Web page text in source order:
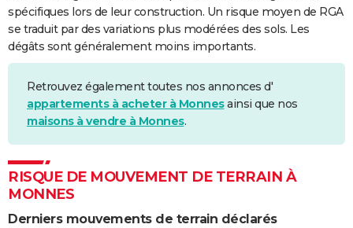
spécifiques lors de leur construction. Un risque moyen de RGA
se traduit par des variations plus modérées des sols. Les
dégâts sont généralement moins importants.
Retrouvez également toutes nos annonces d'
appartements à acheter à Monnesainsi que nos
maisons à vendre à Monnes.
RISQUE DE MOUVEMENT DE TERRAIN À
MONNES
Derniers mouvements de terrain déclarés